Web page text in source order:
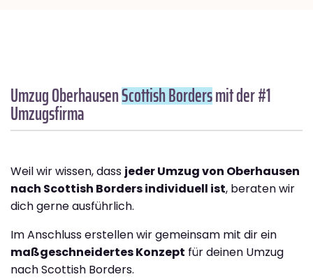
Umzug OberhausenScottish Bordersmit der #1
Umzugsfirma
Weil wir wissen, dass jeder Umzug von Oberhausen
nach Scottish Borders individuell ist, beraten wir
dich gerne ausführlich.
Im Anschluss erstellen wir gemeinsam mit dir ein
maßgeschneidertes Konzept für deinen Umzug
nach Scottish Borders.